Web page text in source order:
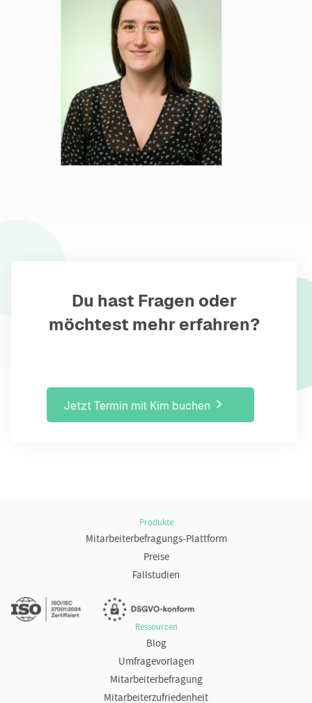
Du hast Fragen oder
möchtest mehr erfahren?
Jetzt Termin mit Kim buchen
Produkte
Mitarbeiterbefragungs-Plattform
Preise
Fallstudien
Ressourcen
Blog
Umfragevorlagen
Mitarbeiterbefragung
Mitarbeiterzufriedenheit